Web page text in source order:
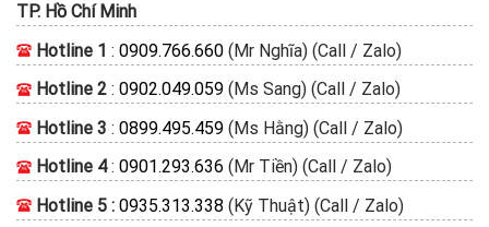
TP. Hồ Chí Minh
Hotline 1 : 0909.766.660 (Mr Nghĩa) (Call / Zalo)
Hotline 2 : 0902.049.059 (Ms Sang) (Call / Zalo)
Hotline 3 : 0899.495.459 (Ms Hằng) (Call / Zalo)
Hotline 4: 0901.293.636 (Mr Tiền) (Call / Zalo)
Hotline 5 : 0935.313.338 (Kỹ Thuật) (Call / Zalo)